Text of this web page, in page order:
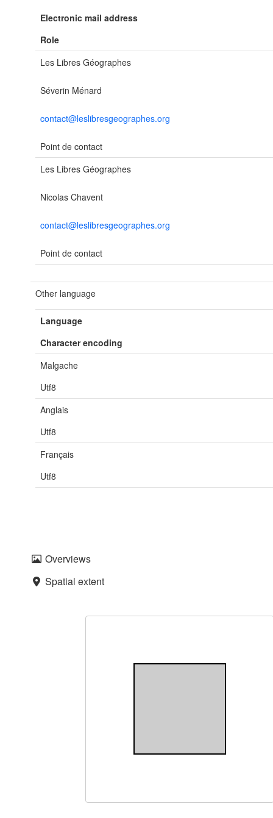
Electronic mail address
Role
Les Libres Géographes
Séverin Ménard
contact@leslibresgeographes.org
Point de contact
Les Libres Géographes
Nicolas Chavent
contact@leslibresgeographes.org
Point de contact
Other language
Language
Character encoding
Malgache
Utf8
Anglais
Utf8
Français
Utf8
Overviews
Spatial extent